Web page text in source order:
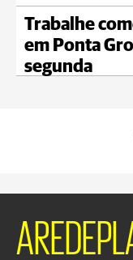
Trabalhe
em Ponta
segunda